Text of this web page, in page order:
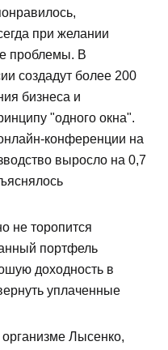
при желании
проблемы. В
создадут более 200
бизнеса и
"одного окна".
конференции на
выросло на 0,7
не торопится
портфель
доходность в
уплаченные
Лысенко,